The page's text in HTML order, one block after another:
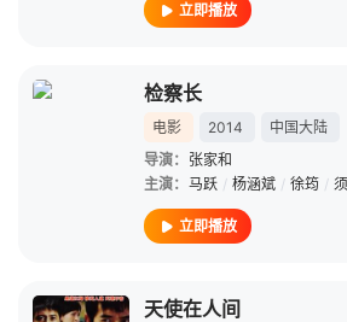
立即播放
检察长
电影 2014
中国大陆
导演： 张家和
主演： 马跃 / 杨涵斌 / 徐筠 /
立即播放
天使在人间